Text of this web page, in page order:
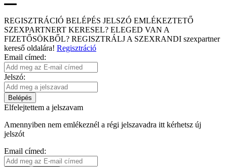
REGISZTRÁCIÓ BELÉPÉS JELSZÓ EMLÉKEZTETŐ
SZEXPARTNERT KERESEL? ELEGED VAN A
FIZETŐSÖKBŐL? REGISZTRÁLJ A SZEXRANDI szexpartner
kereső oldalára! Regisztráció
Email címed:
Jelszó:
Belépés
Elfelejtettem a jelszavam
Amennyiben nem emlékeznél a régi jelszavadra itt kérhetsz új
jelszót
Email címed: